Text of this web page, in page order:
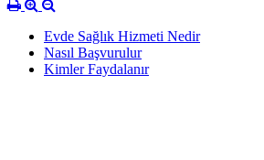
Evde Sağlık Hizmeti Nedir
Nasıl Başvurulur
Kimler Faydalanır